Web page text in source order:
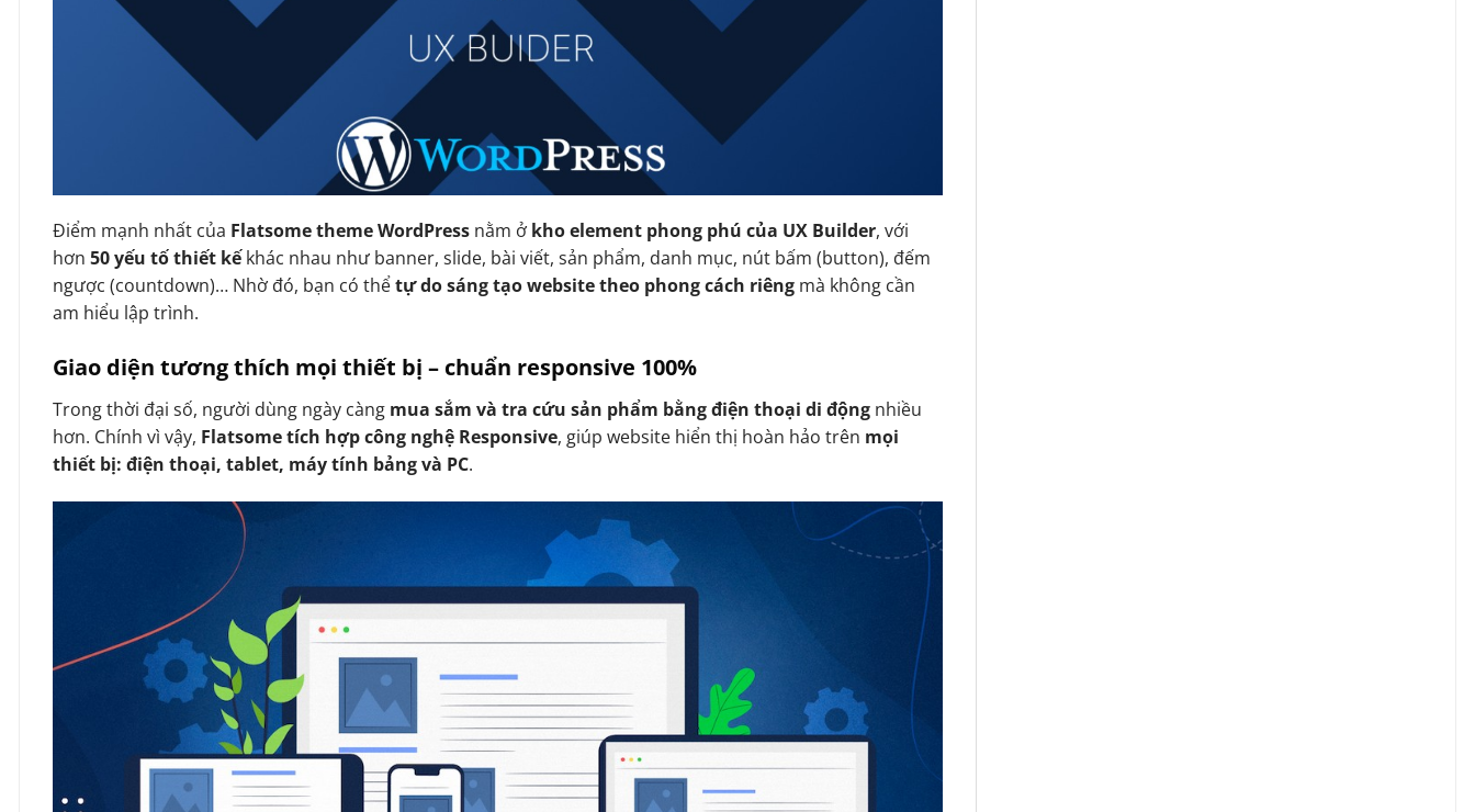
Điểm mạnh nhất của Flatsome theme WordPress nằm ở kho element phong phú của UX Builder, với
hơn 50 yếu tố thiết kếkhác nhau như banner, slide, bài viết, sản phẩm, danh mục, nút bấm (button), đếm
ngược (countdown)… Nhờ đó, bạn có thểtự do sáng tạo website theo phong cách riêng mà không cần
am hiểu lập trình.
Giao diện tương thích mọi thiết bị – chuẩn responsive 100%
Trong thời đại số, người dùng ngày càng mua sắm và tra cứu sản phẩm bằng điện thoại di động nhiều
hơn. Chính vì vậy, Flatsome tích hợp công nghệ Responsive, giúp website hiển thị hoàn hảo trên mọi
thiết bị: điện thoại, tablet, máy tính bảng và PC.